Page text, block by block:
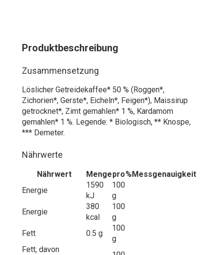
Produktbeschreibung
Zusammensetzung
Löslicher Getreidekaffee* 50 % (Roggen*,
Zichorien*, Gerste*, Eicheln*, Feigen*), Maissirup
getrocknet*, Zimt gemahlen* 1 %, Kardamom
gemahlen* 1 %. Legende: * Biologisch, ** Knospe,
*** Demeter.
Nährwerte
Nährwert Mengepro%Messgenauigkeit
Energie
1590
kJ
100
g
Energie
380
kcal
100
g
Fett
0.5 g
100
g
Fett, davon